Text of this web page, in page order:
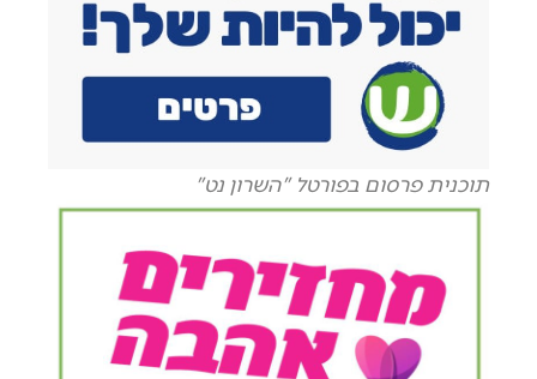
תוכנית פרסום בפורטל "השרון נט"